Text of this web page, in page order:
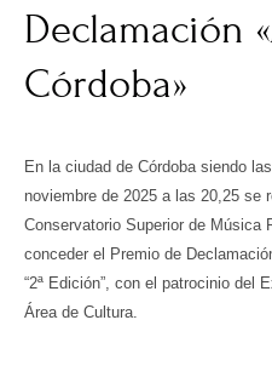
Declamación
Córdoba»
En la ciudad de Córdoba siendo
noviembre de 2025 a las 20,25 se
Conservatorio Superior de Música
conceder el Premio de
“2ª Edición”, con el patrocinio del
Área de Cultura.